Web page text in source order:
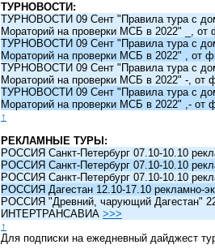
ТУРНОВОСТИ:
ТУРНОВОСТИ 09 Сент "Правила тура с
Мораторий на проверки МСБ в 2022" _,
ТУРНОВОСТИ 09 Сент "Правила тура с
Мораторий на проверки МСБ в 2022" ,
ТУРНОВОСТИ 09 Сент "Правила тура с
Мораторий на проверки МСБ в 2022" -,
ТУРНОВОСТИ 09 Сент "Правила тура с
Мораторий на проверки МСБ в 2022" ,-
↑
РЕКЛАМНЫЕ ТУРЫ:
РОССИЯ Санкт-Петербург 07.10-10.10
РОССИЯ Санкт-Петербург 07.10-10.10
РОССИЯ Санкт-Петербург 07.10-10.10
РОССИЯ Дагестан 12.10-17.10 рекламно-
РОССИЯ "Древний, чарующий Дагестан"
ИНТЕРТРАНСАВИА >>>
↑
Для подписки на ежедневный дайджест